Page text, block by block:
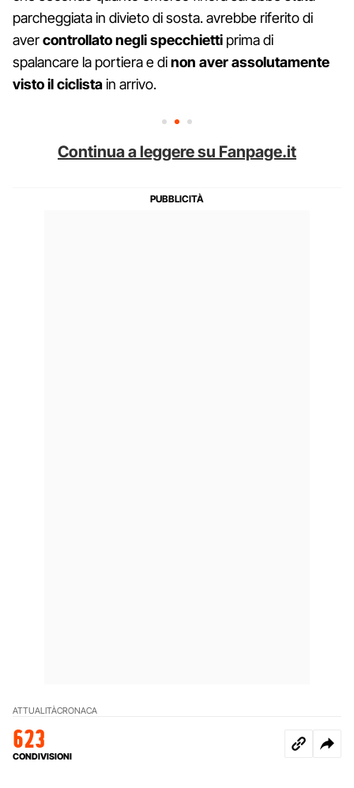
parcheggiata in divieto di sosta. avrebbe riferito di
avercontrollato negli specchietti prima di
spalancare la portiera e dinon aver assolutamente
visto il ciclistain arrivo.
Continua a leggere su Fanpage.it
ATTUALITÀCRONACA
623
CONDIVISIONI